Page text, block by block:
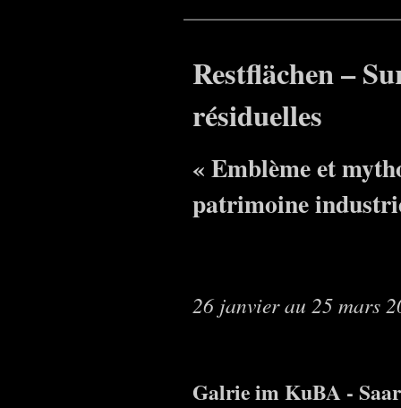
Restflächen –
résiduelles
« Emblème et
patrimoine
26 janvier au 25 mars
Galrie im KuBA -